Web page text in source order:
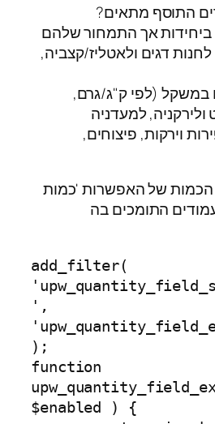
התוסף מתאים?
ביחידות אך התמחור שלהם
דגים ולאטליז/קצביה,
במשקל (לפי ק"ג/גרם,
למעדניה
וירקות, פיצוחים,
הכמות של האפשרות 'כמות
התומכים בה
add_filter(
',
);
function
$enabled ) {